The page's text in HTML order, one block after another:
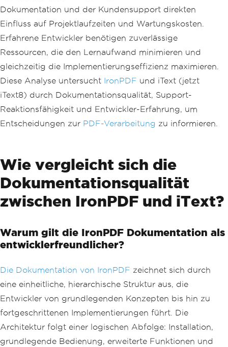
Dokumentation und der Kundensupport direkten
Einfluss auf Projektlaufzeiten und Wartungskosten.
Erfahrene Entwickler benötigen zuverlässige
Ressourcen, die den Lernaufwand minimieren und
gleichzeitig die Implementierungseffizienz maximieren.
Diese Analyse untersucht IronPDF und iText (jetzt
iText8) durch Dokumentationsqualität, Support-
Reaktionsfähigkeit und Entwickler-Erfahrung, um
Entscheidungen zur PDF-Verarbeitung zu informieren.
Wie vergleicht sich die
Dokumentationsqualität
zwischen IronPDF und iText?
Warum gilt die IronPDF Dokumentation als
entwicklerfreundlicher?
Die Dokumentation von IronPDF zeichnet sich durch
eine einheitliche, hierarchische Struktur aus, die
Entwickler von grundlegenden Konzepten bis hin zu
fortgeschrittenen Implementierungen führt. Die
Architektur folgt einer logischen Abfolge: Installation,
grundlegende Bedienung, erweiterte Funktionen und